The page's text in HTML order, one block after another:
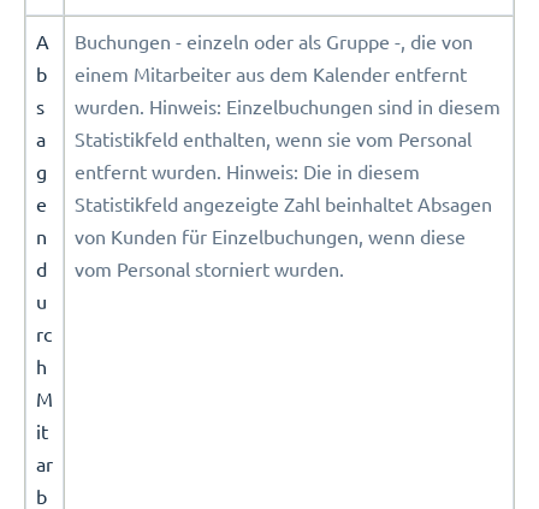
A
b
s
a
g
e
n
d
u
rc
h
M
it
ar
b
Buchungen - einzeln oder als Gruppe -, die von
einem Mitarbeiter aus dem Kalender entfernt
wurden. Hinweis: Einzelbuchungen sind in diesem
Statistikfeld enthalten, wenn sie vom Personal
entfernt wurden. Hinweis: Die in diesem
Statistikfeld angezeigte Zahl beinhaltet Absagen
von Kunden für Einzelbuchungen, wenn diese
vom Personal storniert wurden.